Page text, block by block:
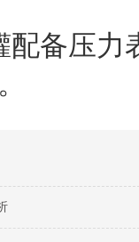
备压力